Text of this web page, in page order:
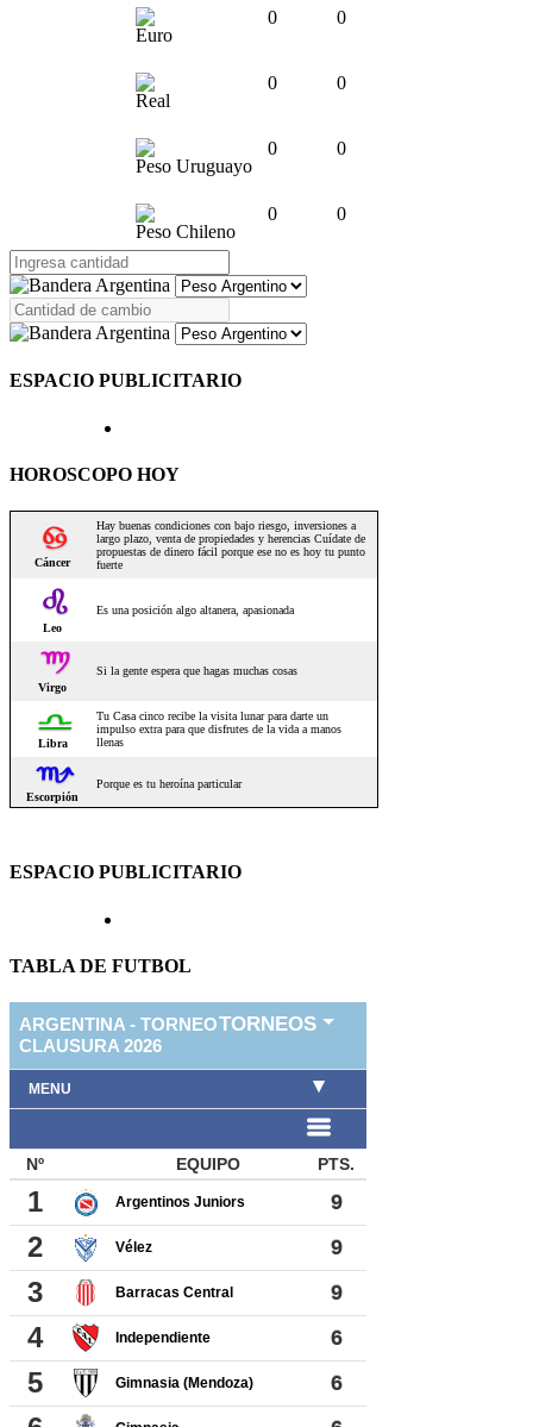
Euro
0 0
Real
0 0
Peso Uruguayo
0 0
Peso Chileno
0 0
ESPACIO PUBLICITARIO
HOROSCOPO HOY
ESPACIO PUBLICITARIO
TABLA DE FUTBOL